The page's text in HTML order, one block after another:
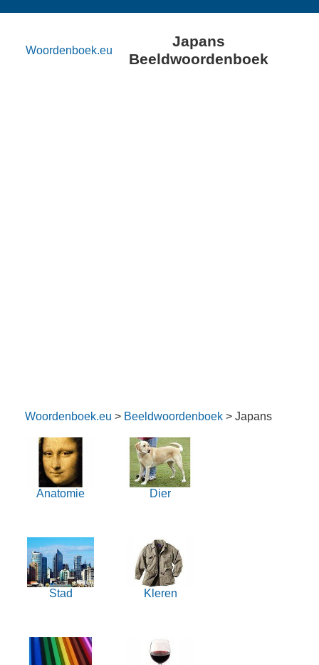
Woordenboek.eu
Japans
Beeldwoordenboek
Woordenboek.eu > Beeldwoordenboek > Japans
Anatomie Dier
Stad Kleren